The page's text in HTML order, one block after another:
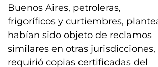
Buenos Aires, petroleras,
frigoríficos y curtiembres,
habían sido objeto de reclamos
similares en otras jurisdicciones,
requirió copias certificadas del